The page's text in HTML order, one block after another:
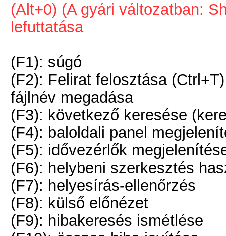
(Alt+0) (A gyári változatban:
lefuttatása
(F1): súgó
(F2): Felirat felosztása
fájlnév megadása
(F3): következő keresése
(F4): baloldali panel
(F5): idővezérlők
(F6): helybeni szerkesztés
(F7): helyesírás-ellenőrzés
(F8): külső előnézet
(F9): hibakeresés ismétlése